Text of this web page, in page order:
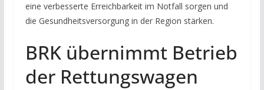
eine verbesserte Erreichbarkeit im Notfall sorgen und
die Gesundheitsversorgung in der Region stärken.
BRK übernimmt Betrieb
der Rettungswagen